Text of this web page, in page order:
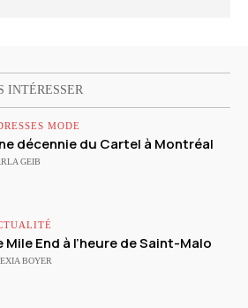
INTÉRESSER
MODE
décennie du Cartel à Montréal
GEIB
Mile End à l’heure de Saint-Malo
BOYER